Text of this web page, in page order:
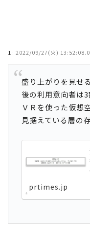
1 : 2022/09/27(火)
盛り上がりを見せ
後の利用意向者は3
ＶＲを使った仮想
見据えている層の
prtimes.jp